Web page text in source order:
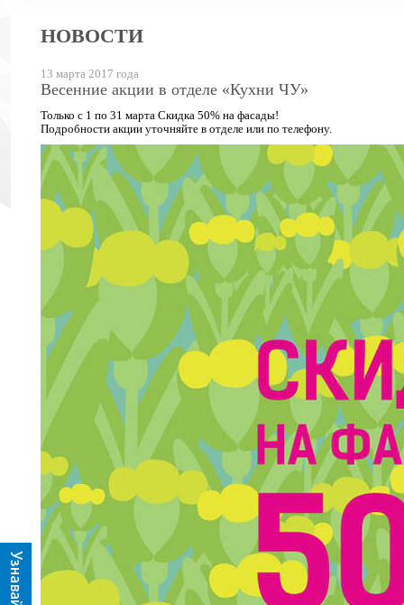
НОВОСТИ
13 марта 2017 года
Весенние акции в отделе «Кухни ЧУ»
Только с 1 по 31 марта Скидка 50% на фасады!
Подробности акции уточняйте в отделе или по телефону.